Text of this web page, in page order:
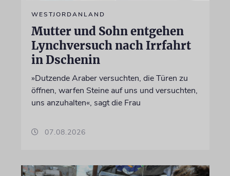
WESTJORDANLAND
Mutter und Sohn entgehen
Lynchversuch nach Irrfahrt
in Dschenin
»Dutzende Araber versuchten, die Türen zu
öffnen, warfen Steine auf uns und versuchten,
uns anzuhalten«, sagt die Frau
07.08.2026